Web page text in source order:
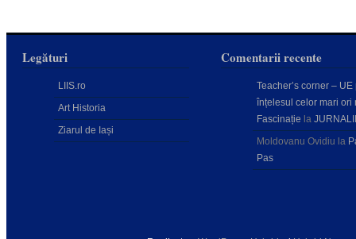
Legături
LIIS.ro
Art Historia
Ziarul de Iași
Comentarii recente
Teacher’s corner – UE
înțelesul celor mari ori
Fascinație la
Moldovanu Ovidiu la
Pas